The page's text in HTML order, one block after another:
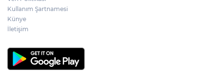
Kullanım Şartnamesi
Künye
İletişim